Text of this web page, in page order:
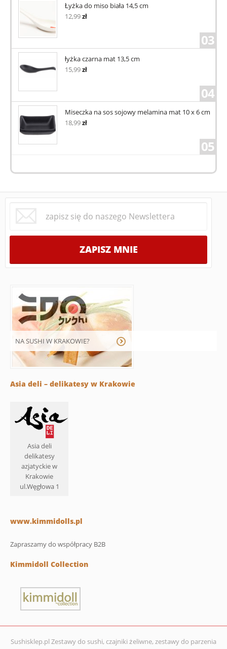
Łyżka do miso biała 14,5 cm
12,99zł
03
łyżka czarna mat 13,5 cm
15,99zł
04
Miseczka na sos sojowy melamina mat 10 x 6 cm
18,99zł
05
NA SUSHI W KRAKOWIE?
Asia deli – delikatesy w Krakowie
Asia deli
delikatesy
azjatyckie w
Krakowie
ul.Węgłowa 1
www.kimmidolls.pl
Zapraszamy do współpracy B2B
Kimmidoll Collection
Sushisklep.pl Zestawy do sushi, czajniki żeliwne, zestawy do parzenia